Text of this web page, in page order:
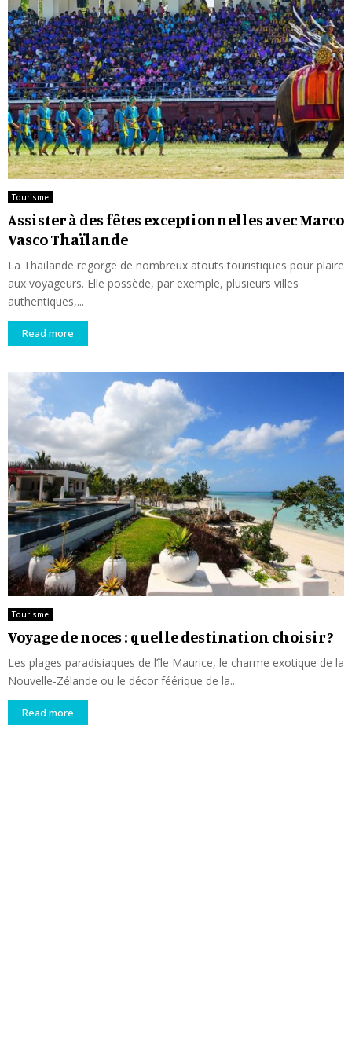
Tourisme
Assister à des fêtes exceptionnelles avec Marco
Vasco Thaïlande
La Thaïlande regorge de nombreux atouts touristiques pour plaire
aux voyageurs. Elle possède, par exemple, plusieurs villes
authentiques,...
Read more
Tourisme
Voyage de noces : quelle destination choisir ?
Les plages paradisiaques de l’île Maurice, le charme exotique de la
Nouvelle-Zélande ou le décor féérique de la...
Read more